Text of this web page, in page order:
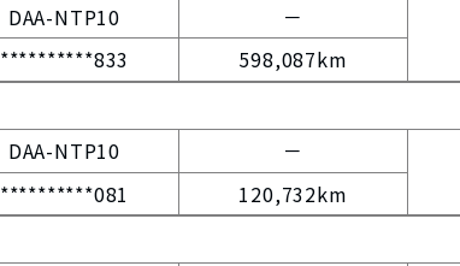
DAA-NTP10
**********833
－
598,087km
DAA-NTP10
**********081
－
120,732km